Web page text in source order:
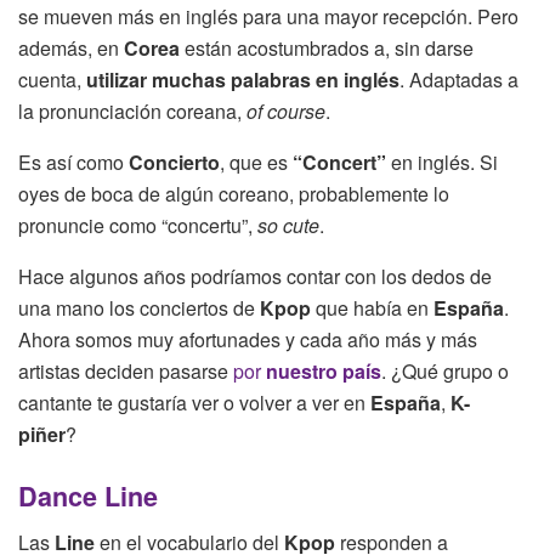
se mueven más en inglés para una mayor recepción. Pero
además, en Coreaestán acostumbrados a, sin darse
cuenta, utilizar muchas palabras en inglés. Adaptadas a
la pronunciación coreana, of course.
Es así comoConcierto, que es “Concert” en inglés. Si
oyes de boca de algún coreano, probablemente lo
pronuncie como “concertu”, so cute.
Hace algunos años podríamos contar con los dedos de
una mano los conciertos de Kpopque había en España.
Ahora somos muy afortunades y cada año más y más
artistas deciden pasarsepornuestro país. ¿Qué grupo o
cantante te gustaría ver o volver a ver en España, K-
piñer?
Dance Line
Las Lineen el vocabulario del Kpop responden a